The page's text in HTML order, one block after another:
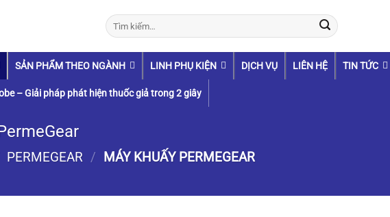
Tìm
kiếm:
SẢN PHẨM THEO NGÀNH LINH PHỤ KIỆN DỊCH VỤ LIÊN HỆ TIN TỨC
– Giải pháp phát hiện thuốc giả trong 2 giây
PERMEGEAR / MÁY KHUẤY PERMEGEAR